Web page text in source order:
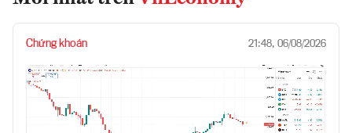
Chứng khoán 21:48, 06/08/2026